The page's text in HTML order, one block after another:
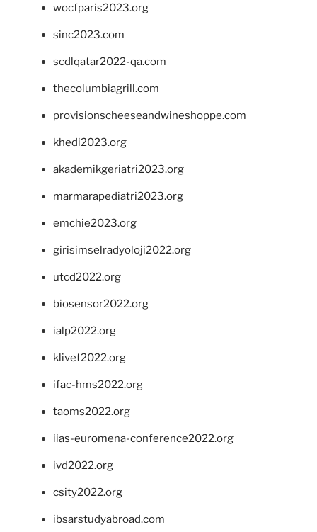
wocfparis2023.org
sinc2023.com
scdlqatar2022-qa.com
thecolumbiagrill.com
provisionscheeseandwineshoppe.com
khedi2023.org
akademikgeriatri2023.org
marmarapediatri2023.org
emchie2023.org
girisimselradyoloji2022.org
utcd2022.org
biosensor2022.org
ialp2022.org
klivet2022.org
ifac-hms2022.org
taoms2022.org
iias-euromena-conference2022.org
ivd2022.org
csity2022.org
ibsarstudyabroad.com